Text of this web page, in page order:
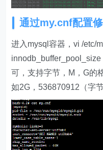
通过my.cnf配置
进入mysql容器，vi /etc/
可，支持字节，M，G的
如2G，536870912（字